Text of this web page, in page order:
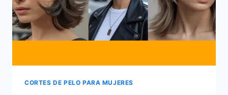
TENDENCIA
EN
ESPAÑA
2026
CORTES DE PELO PARA MUJERES